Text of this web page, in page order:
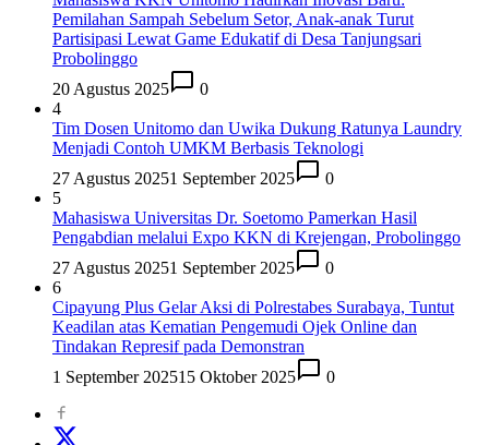
Pemilahan Sampah Sebelum Setor, Anak-anak Turut
Partisipasi Lewat Game Edukatif di Desa Tanjungsari
Probolinggo
20 Agustus 2025
0
4
Tim Dosen Unitomo dan Uwika Dukung Ratunya Laundry
Menjadi Contoh UMKM Berbasis Teknologi
27 Agustus 20251 September 2025
0
5
Mahasiswa Universitas Dr. Soetomo Pamerkan Hasil
Pengabdian melalui Expo KKN di Krejengan, Probolinggo
27 Agustus 20251 September 2025
0
6
Cipayung Plus Gelar Aksi di Polrestabes Surabaya, Tuntut
Keadilan atas Kematian Pengemudi Ojek Online dan
Tindakan Represif pada Demonstran
1 September 202515 Oktober 2025 0